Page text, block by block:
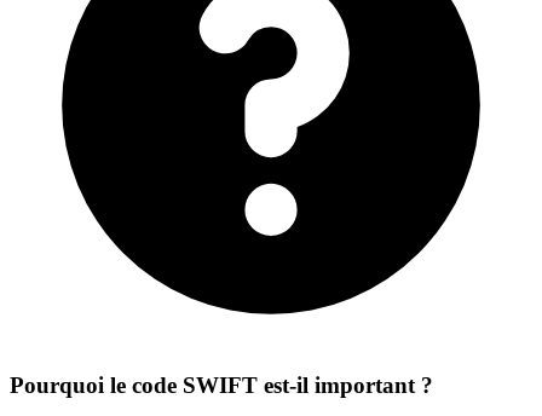
Pourquoi le code SWIFT est-il important ?